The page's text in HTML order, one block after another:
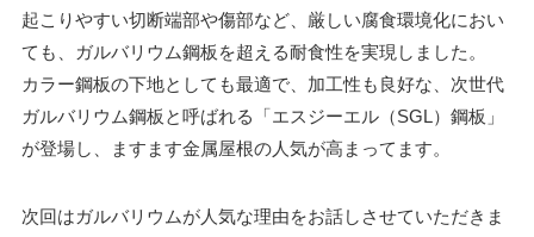
起こりやすい切断端部や傷部など、厳しい腐食環境化におい
ても、ガルバリウム鋼板を超える耐食性を実現しました。
カラー鋼板の下地としても最適で、加工性も良好な、次世代
ガルバリウム鋼板と呼ばれる「エスジーエル（SGL）鋼板」
が登場し、ますます金属屋根の人気が高まってます。
次回はガルバリウムが人気な理由をお話しさせていただきま